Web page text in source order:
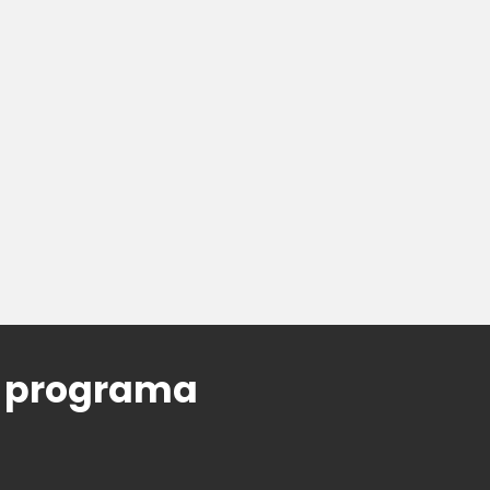
programa